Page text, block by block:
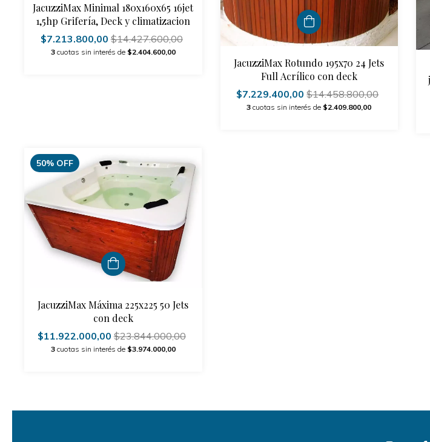
JacuzziMax Minimal 180x160x65 16jet
1,5hp Grifería, Deck y climatizacion
$7.213.800,00$14.427.600,00
3 cuotas sin interés de $2.404.600,00
JacuzziMax Rotundo 195x70 24 Jets
Full Acrílico con deck
$7.229.400,00$14.458.800,00
3 cuotas sin interés de $2.409.800,00
50% OFF
JacuzziMax Máxima 225x225 50 Jets
con deck
$11.922.000,00$23.844.000,00
3 cuotas sin interés de $3.974.000,00